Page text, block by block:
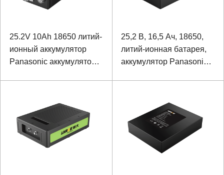
25.2V 10Ah 18650 литий-
ионный аккумулятор
Panasonic аккумулятор
25,2 В, 16,5 Ач, 18650,
литий-ионная батарея,
аккумулятор Panasonic
разрешением